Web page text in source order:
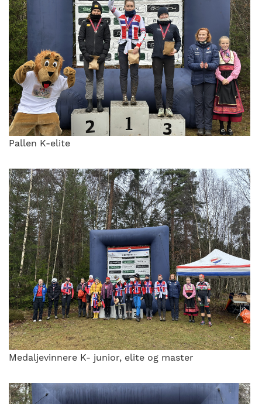
Pallen K-elite
Medaljevinnere K- junior, elite og master